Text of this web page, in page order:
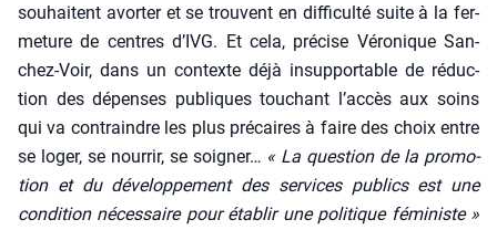
sou­haitent avor­ter et se trouvent en dif­fi­cul­té suite à la fer­
me­ture de centres d’IVG. Et cela, pré­cise Véro­nique San­
chez-Voir, dans un contexte déjà insup­por­table de réduc­
tion des dépenses publiques tou­chant l’accès aux soins
qui va contraindre les plus pré­caires à faire des choix entre
se loger, se nour­rir, se soi­gner… « La ques­tion de la pro­mo­
tion et du déve­lop­pe­ment des ser­vices publics est une
condi­tion néces­saire pour éta­blir une poli­tique fémi­niste »